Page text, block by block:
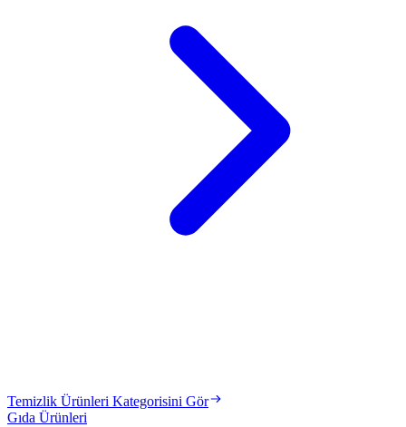
Temizlik Ürünleri Kategorisini Gör
Gıda Ürünleri